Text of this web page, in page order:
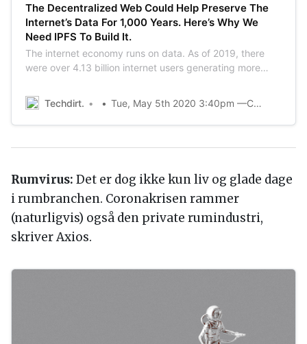
The Decentralized Web Could Help Preserve The
Internet’s Data For 1,000 Years. Here’s Why We
Need IPFS To Build It.
The internet economy runs on data. As of 2019, there
were over 4.13 billion internet users generating more
2020, there will be 40 times more bytes of data than
there are stars to observe in...
Techdirt. Tue, May 5th 2020 3:40pm —Carson Farmer
Rumvirus: Det er dog ikke kun liv og glade dage
i rumbranchen. Coronakrisen rammer
(naturligvis) også den private rumindustri,
skriver Axios.